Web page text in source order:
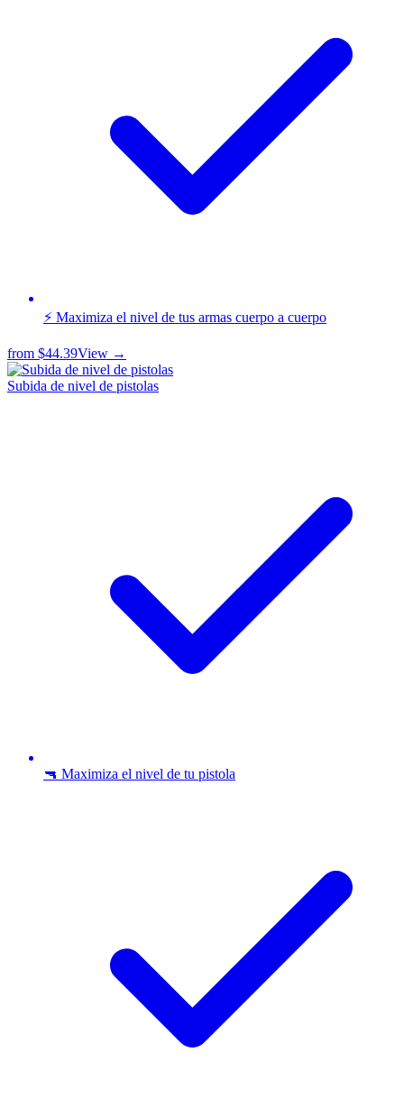
⚡ Maximiza el nivel de tus armas cuerpo a cuerpo
from $44.39View →
Subida de nivel de pistolas
🔫 Maximiza el nivel de tu pistola